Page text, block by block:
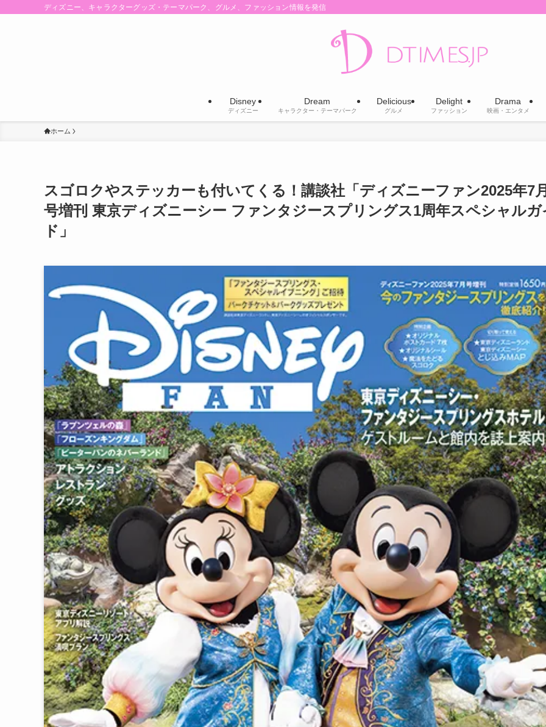
ディズニー、キャラクターグッズ・テーマパーク、グルメ、ファッション情報を発信
Disney
ディズニー
Dream
キャラクター・テーマパーク
Delicious
グルメ
Delight
ファッション
Drama
映画・エンタメ
ホーム
スゴロクやステッカーも付いてくる！講談社「ディズニーファン2025年7
号増刊 東京ディズニーシー ファンタジースプリングス1周年スペシャルガ
ド」